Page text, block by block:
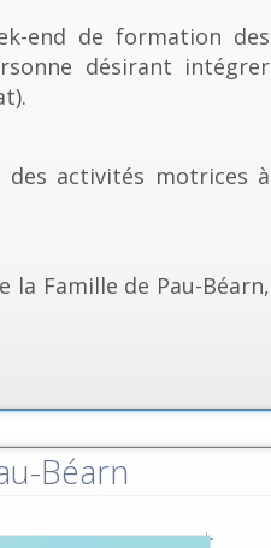
end de formation des
désirant intégrer
activités motrices à
la Famille de Pau-Béarn,
Béarn